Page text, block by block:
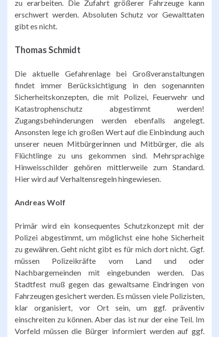
zu erarbeiten. Die Zufahrt größerer Fahrzeuge kann
erschwert werden. Absoluten Schutz vor Gewalttaten
gibt es nicht.
Thomas Schmidt
Die aktuelle Gefahrenlage bei Großveranstaltungen
findet immer Berücksichtigung in den sogenannten
Sicherheitskonzepten, die mit Polizei, Feuerwehr und
Katastrophenschutz abgestimmt werden!
Zugangsbehinderungen werden ebenfalls angelegt.
Ansonsten lege ich großen Wert auf die Einbindung auch
unserer neuen Mitbürgerinnen und Mitbürger, die als
Flüchtlinge zu uns gekommen sind. Mehrsprachige
Hinweisschilder gehören mittlerweile zum Standard.
Hier wird auf Verhaltensregeln hingewiesen.
Andreas Wolf
Primär wird ein konsequentes Schutzkonzept mit der
Polizei abgestimmt, um möglichst eine hohe Sicherheit
zu gewähren. Geht nicht gibt es für mich dort nicht. Ggf.
müssen Polizeikräfte vom Land und oder
Nachbargemeinden mit eingebunden werden. Das
Stadtfest muß gegen das gewaltsame Eindringen von
Fahrzeugen gesichert werden. Es müssen viele Polizisten,
klar organisiert, vor Ort sein, um ggf. präventiv
einschreiten zu können. Aber das ist nur der eine Teil. Im
Vorfeld müssen die Bürger informiert werden auf ggf.